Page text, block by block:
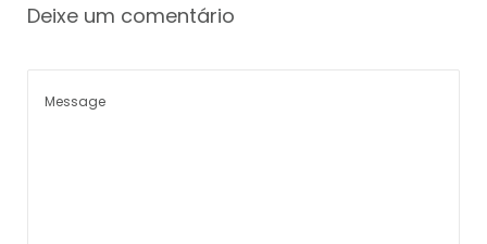
Deixe um comentário